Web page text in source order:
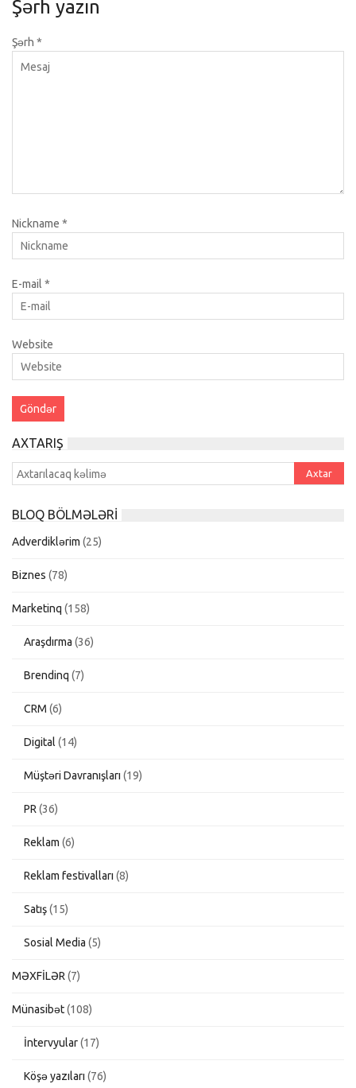
Şərh yazın
Şərh *
Nickname *
E-mail *
Website
AXTARIŞ
BLOQ BÖLMƏLƏRI
Adverdiklərim (25)
Biznes (78)
Marketinq (158)
Araşdırma (36)
Brendinq (7)
CRM (6)
Digital (14)
Müştəri Davranışları (19)
PR (36)
Reklam (6)
Reklam festivalları (8)
Satış(15)
Sosial Media (5)
MƏXFİLƏR (7)
Münasibət(108)
İntervyular(17)
Köşə yazıları (76)